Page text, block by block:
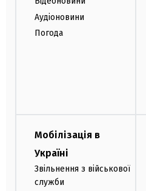
Аудіоновини
Погода
Мобілізація в
Україні
Звільнення з військової
служби